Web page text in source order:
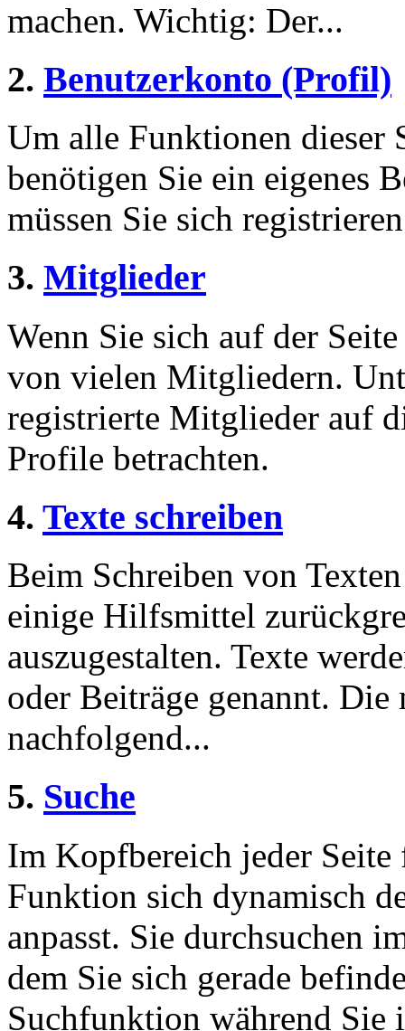
machen. Wichtig: Der...
2. Benutzerkonto (Profil)
Um alle Funktionen dieser
benötigen Sie ein eigenes
müssen Sie sich
3. Mitglieder
Wenn Sie sich auf der
von vielen Mitgliedern.
registrierte Mitglieder auf
Profile betrachten.
4. Texte schreiben
Beim Schreiben von
einige Hilfsmittel
auszugestalten. Texte
oder Beiträge genannt.
nachfolgend...
5. Suche
Im Kopfbereich jeder Seite
Funktion sich dynamisch
anpasst. Sie durchsuchen
dem Sie sich gerade
Suchfunktion während Sie